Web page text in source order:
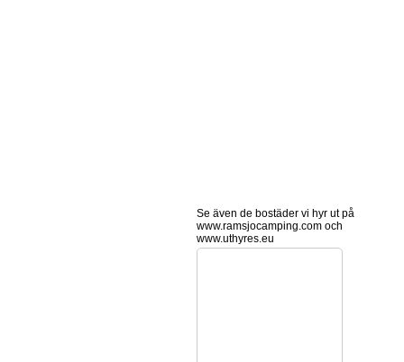
Se även de bostäder vi hyr ut på
www.ramsjocamping.com och
www.uthyres.eu